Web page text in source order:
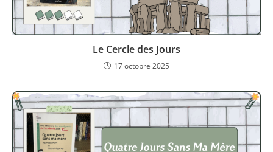
Le Cercle des Jours
17 octobre 2025